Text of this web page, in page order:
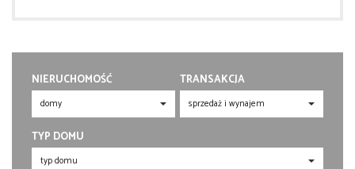
NIERUCHOMOŚĆ TRANSAKCJA
TYP DOMU